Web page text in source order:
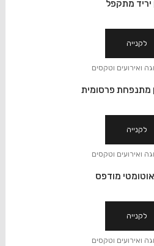
יריד מתקפל
לקנייה
ואירועים וטקסים
מתנפחת פרסומית
לקנייה
ואירועים וטקסים
מודפס
לקנייה
ואירועים וטקסים